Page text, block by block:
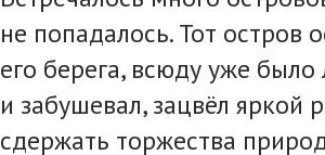
не попадалось. Тот остров
его берега, всюду уже
и забушевал, зацвёл яркой
сдержать торжества